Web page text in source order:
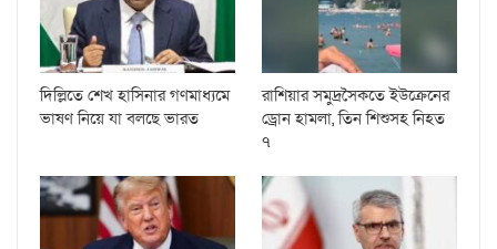
দিল্লিতে শেখ হাসিনার গণমাধ্যমে
ভাষণ নিয়ে যা বলছে ভারত
রাশিয়ার সমুদ্রসৈকতে ইউক্রেনের
ড্রোন হামলা, তিন শিশুসহ নিহত
৭